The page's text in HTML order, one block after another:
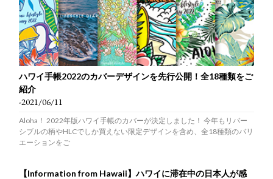
ハワイ手帳2022のカバーデザインを先行公開！全18種類をご
紹介
-2021/06/11
Aloha！ 2022年版ハワイ手帳のカバーが決定しました！ 今年もリバー
シブルの柄やHLCでしか買えない限定デザインを含め、全18種類のバリ
エーションをご
【Information from Hawaii】ハワイに滞在中の日本人が感